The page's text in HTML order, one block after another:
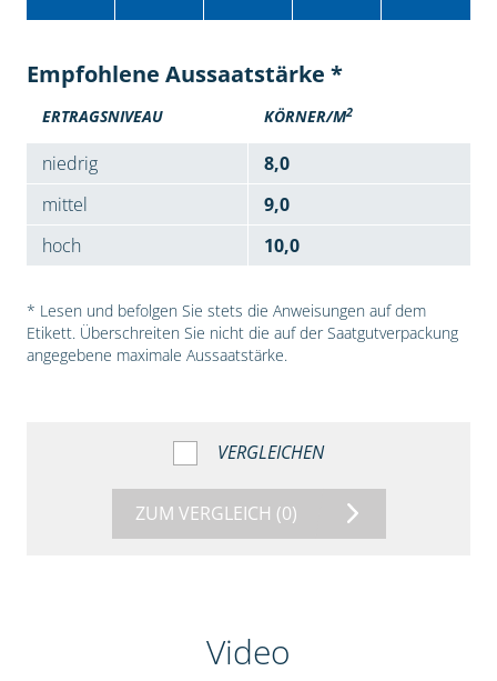
Empfohlene Aussaatstärke *
ERTRAGSNIVEAU KÖRNER/M2
niedrig
8,0
mittel
9,0
hoch
10,0
* Lesen und befolgen Sie stets die Anweisungen auf dem
Etikett. Überschreiten Sie nicht die auf der Saatgutverpackung
angegebene maximale Aussaatstärke.
VERGLEICHEN
ZUM VERGLEICH (0)
Video